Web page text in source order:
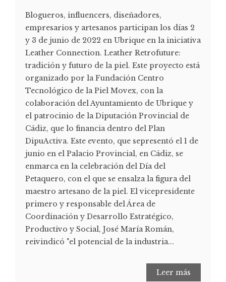
Blogueros, influencers, diseñadores,
empresarios y artesanos participan los días 2
y 3 de junio de 2022 en Ubrique en la iniciativa
Leather Connection. Leather Retrofuture:
tradición y futuro de la piel. Este proyecto está
organizado por la Fundación Centro
Tecnológico de la Piel Movex, con la
colaboración del Ayuntamiento de Ubrique y
el patrocinio de la Diputación Provincial de
Cádiz, que lo financia dentro del Plan
DipuActiva. Este evento, que sepresentó el 1 de
junio en el Palacio Provincial, en Cádiz, se
enmarca en la celebración del Día del
Petaquero, con el que se ensalza la figura del
maestro artesano de la piel. El vicepresidente
primero y responsable del Área de
Coordinación y Desarrollo Estratégico,
Productivo y Social, José María Román,
reivindicó "el potencial de la industria...
Leer más